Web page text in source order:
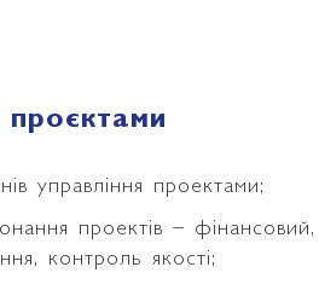
проєктами
управління проектами;
проектів –
контроль якості;